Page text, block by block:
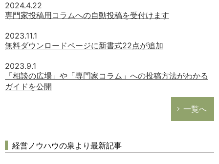
2024.4.22
専門家投稿用コラムへの自動投稿を受付けます
2023.11.1
無料ダウンロードページに新書式22点が追加
2023.9.1
「相談の広場」や「専門家コラム」への投稿方法がわかる
ガイドを公開
一覧へ
経営ノウハウの泉より最新記事